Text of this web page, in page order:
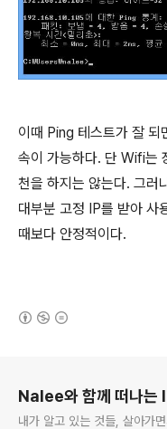
이때 Ping 테스트가 잘
속이 가능하다. 단 Wifi는
천을 하지는 않는다. 그러
대부분 고정 IP를 받아 사
때보다 안정적이다.
Nalee와 함께 떠나는
내가 알고 있는 것들, 살아가